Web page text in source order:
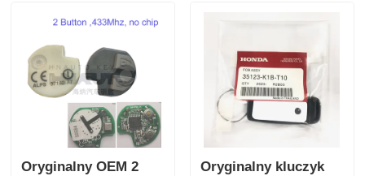
Oryginalny OEM 2
Oryginalny kluczyk